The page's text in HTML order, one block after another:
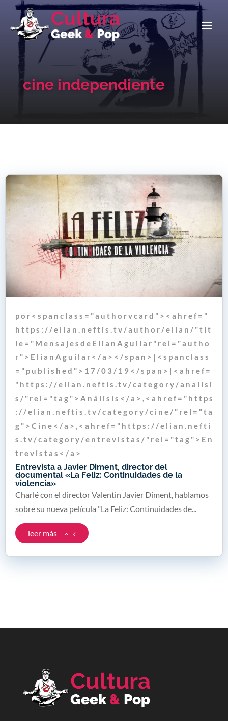
cine independiente
Entrevista a Javier Diment, director del
documental «La Feliz: Continuidades de la
violencia»
p o r < s p a n c l a s s = " a u t h o r v c a r d " > < a h r e f = "
h t t p s : / / e l i a n . n e f t i s . t v / a u t h o r / e l i a n / " t i t
l e = " M e n s a j e s d e E l i a n A g u i l a r " r e l = " a u t h o
r " > E l i a n A g u i l a r < / a > < / s p a n > | < s p a n c l a s s
= " p u b l i s h e d " > 1 7 / 0 3 / 1 9 < / s p a n > | < a h r e f =
" h t t p s : / / e l i a n . n e f t i s . t v / c a t e g o r y / a n a l i s i
s / " r e l = " t a g " > A n á l i s i s < / a > , < a h r e f = " h t t p s
: / / e l i a n . n e f t i s . t v / c a t e g o r y / c i n e / " r e l = " t a
g " > C i n e < / a > , < a h r e f = " h t t p s : / / e l i a n . n e f t i
s . t v / c a t e g o r y / e n t r e v i s t a s / " r e l = " t a g " > E n
t r e v i s t a s < / a >
Charlé con el director Valentin Javier Diment, hablamos
sobre su nueva película "La Feliz: Continuidades de...
leer más